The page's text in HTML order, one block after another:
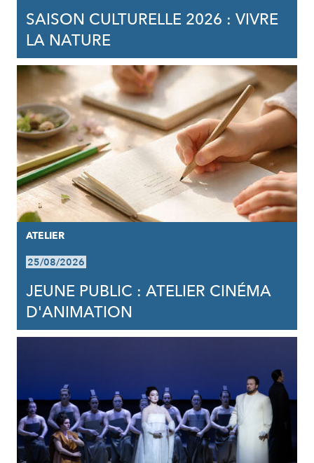
SAISON CULTURELLE 2026 : VIVRE
LA NATURE
ATELIER
25/08/2026
JEUNE PUBLIC : ATELIER CINÉMA
D'ANIMATION